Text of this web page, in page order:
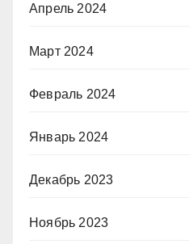
Апрель 2024
Март 2024
Февраль 2024
Январь 2024
Декабрь 2023
Ноябрь 2023